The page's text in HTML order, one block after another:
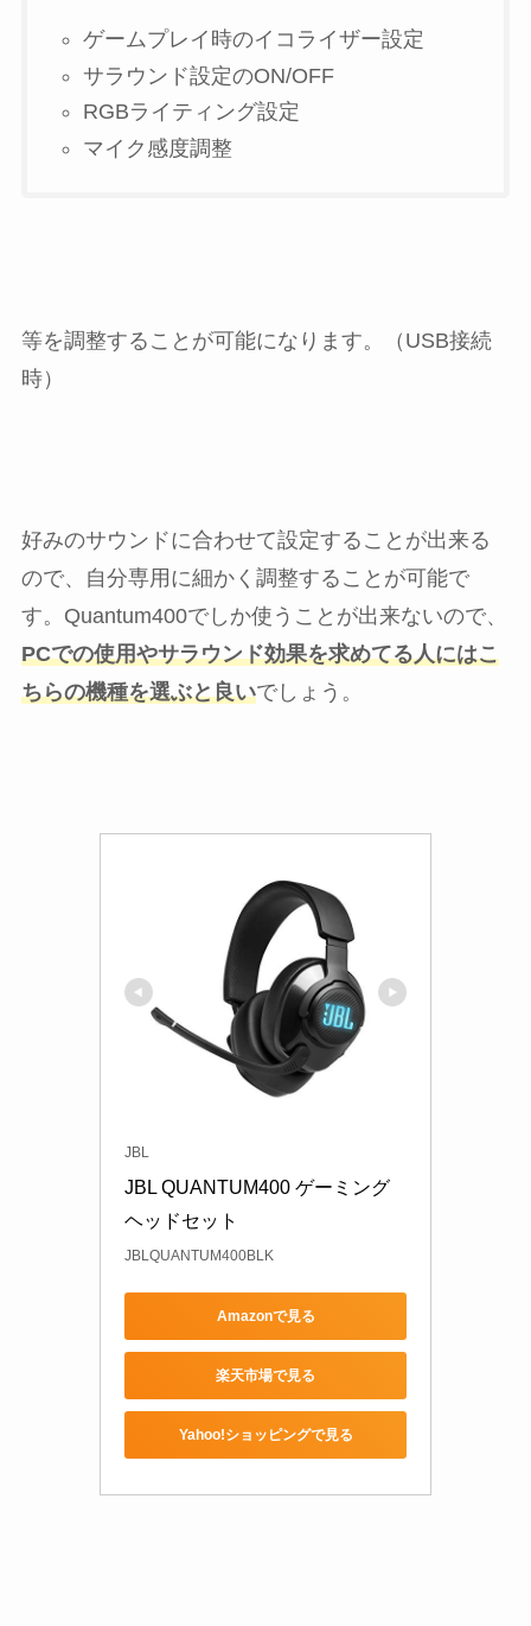
ゲームプレイ時のイコライザー設定
サラウンド設定のON/OFF
RGBライティング設定
マイク感度調整
等を調整することが可能になります。（USB接続
時）
好みのサウンドに合わせて設定することが出来る
ので、自分専用に細かく調整することが可能で
す。Quantum400でしか使うことが出来ないので、
PCでの使用やサラウンド効果を求めてる人にはこ
ちらの機種を選ぶと良いでしょう。
JBL
JBL QUANTUM400 ゲーミング
ヘッドセット
JBLQUANTUM400BLK
Amazonで見る
楽天市場で見る
Yahoo!ショッピングで見る